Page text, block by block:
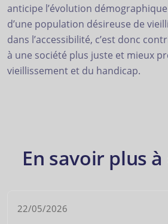
anticipe l’évolution
d’une population désireuse de
dans l’accessibilité, c’est donc
à une société plus juste et mieux
vieillissement et du handicap.
En savoir plus
22/05/2026